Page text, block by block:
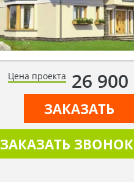
Цена проекта 26 900
ЗАКАЗАТЬ
ЗАКАЗАТЬ ЗВОНОК